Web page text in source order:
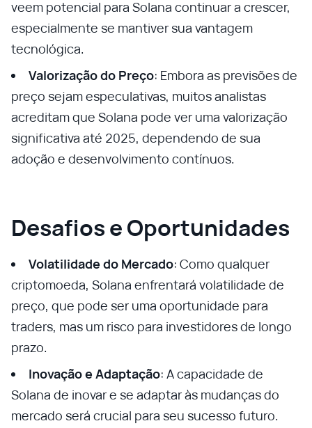
veem potencial para Solana continuar a crescer,
especialmente se mantiver sua vantagem
tecnológica.
Valorização do Preço: Embora as previsões de
preço sejam especulativas, muitos analistas
acreditam que Solana pode ver uma valorização
significativa até 2025, dependendo de sua
adoção e desenvolvimento contínuos.
Desafios e Oportunidades
Volatilidade do Mercado: Como qualquer
criptomoeda, Solana enfrentará volatilidade de
preço, que pode ser uma oportunidade para
traders, mas um risco para investidores de longo
prazo.
Inovação e Adaptação: A capacidade de
Solana de inovar e se adaptar às mudanças do
mercado será crucial para seu sucesso futuro.